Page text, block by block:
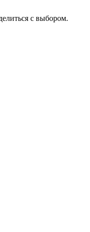
с выбором.